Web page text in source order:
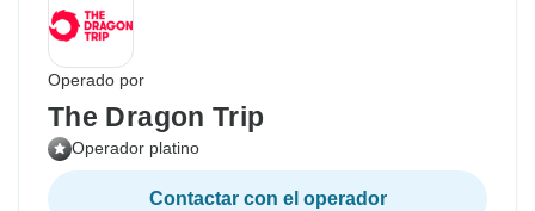
Operado por
The Dragon Trip
Operador platino
Contactar con el operador